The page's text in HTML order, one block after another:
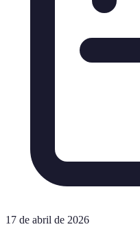
17 de abril de 2026